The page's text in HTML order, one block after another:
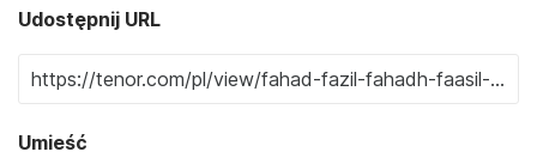
Udostępnij URL
Umieść